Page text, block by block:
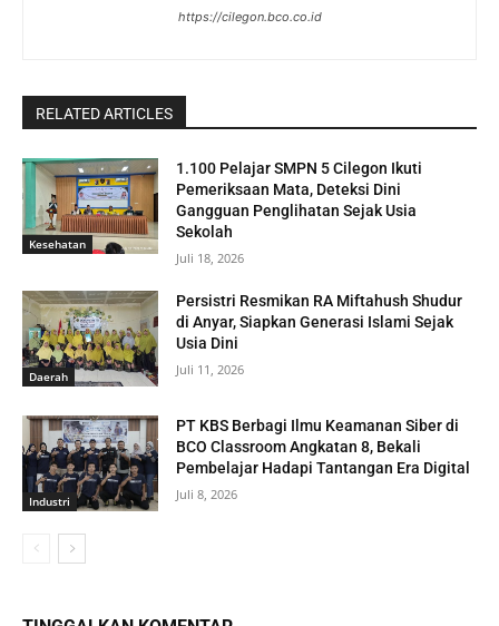
https://cilegon.bco.co.id
RELATED ARTICLES
Kesehatan
1.100 Pelajar SMPN 5 Cilegon Ikuti
Pemeriksaan Mata, Deteksi Dini
Gangguan Penglihatan Sejak Usia
Sekolah
Juli 18, 2026
Daerah
Persistri Resmikan RA Miftahush Shudur
di Anyar, Siapkan Generasi Islami Sejak
Usia Dini
Juli 11, 2026
Industri
PT KBS Berbagi Ilmu Keamanan Siber di
BCO Classroom Angkatan 8, Bekali
Pembelajar Hadapi Tantangan Era Digital
Juli 8, 2026